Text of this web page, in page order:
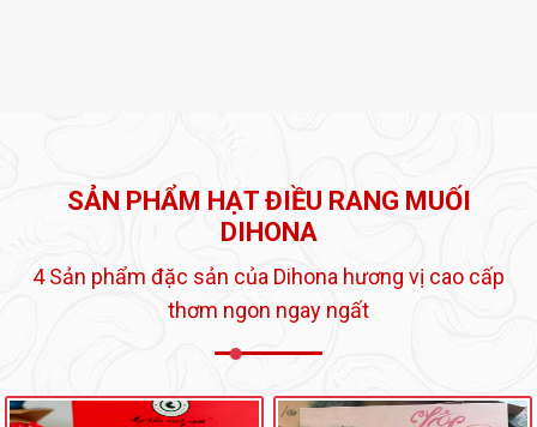
SẢN PHẨM HẠT ĐIỀU RANG MUỐI
DIHONA
4 Sản phẩm đặc sản của Dihona hương vị cao cấp
thơm ngon ngay ngất